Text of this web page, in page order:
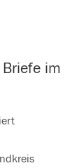
im
für
(m/w/d)